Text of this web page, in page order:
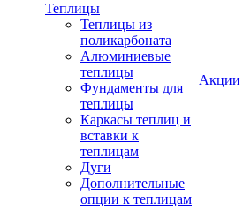
Теплицы
Теплицы из
поликарбоната
Алюминиевые
теплицы
Фундаменты для
теплицы
Каркасы теплиц и
вставки к
теплицам
Дуги
Дополнительные
опции к теплицам
Акции